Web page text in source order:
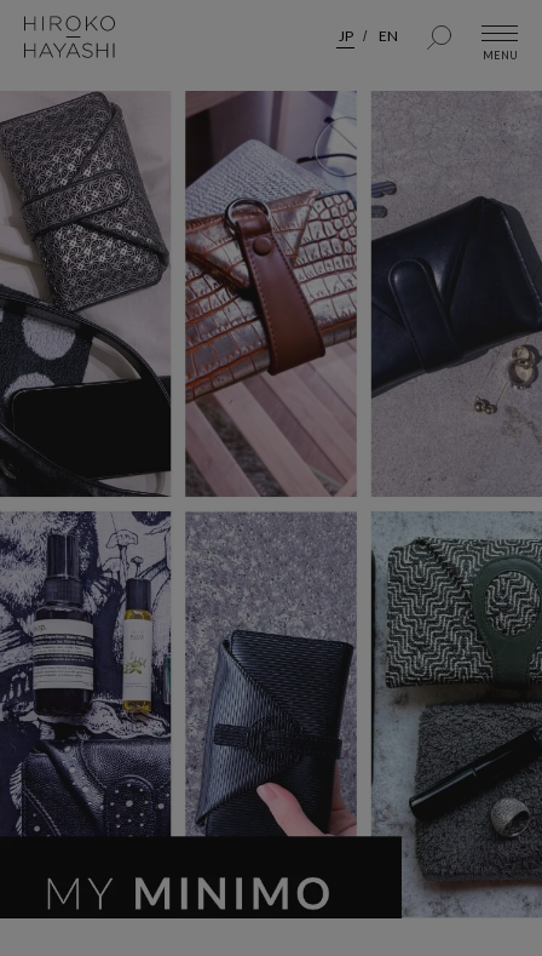
JP EN